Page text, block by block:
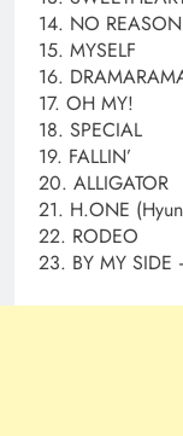
14. NO REASON
15. MYSELF
16.
17. OH MY!
18. SPECIAL
19. FALLIN’
20. ALLIGATOR
21. H.ONE
22. RODEO
23. BY MY SIDE